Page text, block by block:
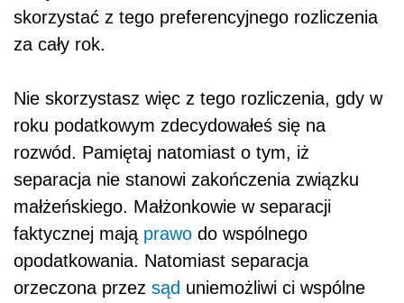
skorzystać z tego preferencyjnego rozliczenia
za cały rok.
Nie skorzystasz więc z tego rozliczenia, gdy w
roku podatkowym zdecydowałeś się na
rozwód. Pamiętaj natomiast o tym, iż
separacja nie stanowi zakończenia związku
małżeńskiego. Małżonkowie w separacji
faktycznej mają prawo do wspólnego
opodatkowania. Natomiast separacja
orzeczona przez sąd uniemożliwi ci wspólne